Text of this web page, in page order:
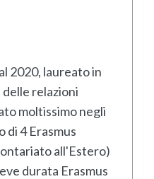
2020, laureato in
relazioni
moltissimo negli
di 4 Erasmus
all'Estero)
durata Erasmus